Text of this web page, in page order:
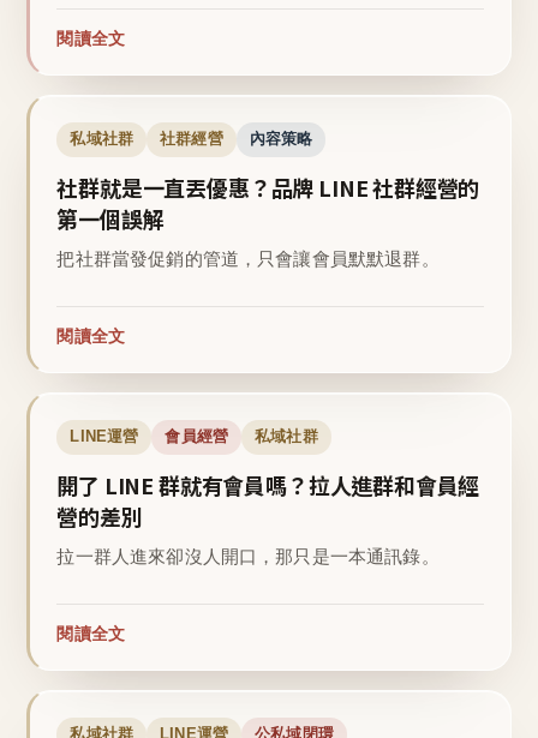
閱讀全文
私域社群 社群經營 內容策略
社群就是一直丟優惠？品牌 LINE 社群經營的
第一個誤解
把社群當發促銷的管道，只會讓會員默默退群。
閱讀全文
LINE運營 會員經營 私域社群
開了 LINE 群就有會員嗎？拉人進群和會員經
營的差別
拉一群人進來卻沒人開口，那只是一本通訊錄。
閱讀全文